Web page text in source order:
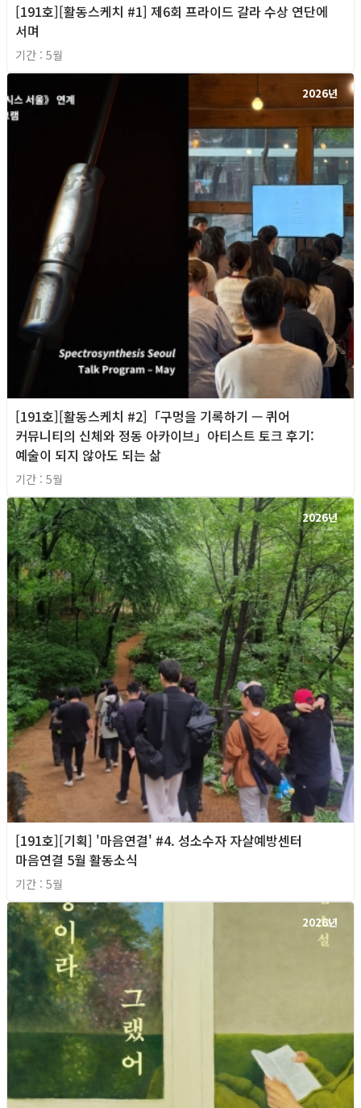
[191호][활동스케치 #1] 제6회 프라이드 갈라 수상 연단에
서며
기간 : 5월
2026년
[191호][활동스케치 #2]「구멍을 기록하기 — 퀴어
커뮤니티의 신체와 정동 아카이브」아티스트 토크 후기:
예술이 되지 않아도 되는 삶
기간 : 5월
2026년
[191호][기획] '마음연결' #4. 성소수자 자살예방센터
마음연결 5월 활동소식
기간 : 5월
2026년